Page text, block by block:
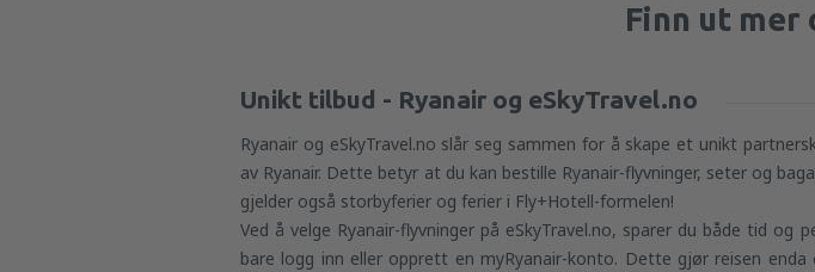
Finn ut mer
Unikt tilbud - Ryanair og eSkyTravel.no
Ryanair og eSkyTravel.no slår seg sammen for å skape et unikt
av Ryanair. Dette betyr at du kan bestille Ryanair-flyvninger, seter og
gjelder også storbyferier og ferier i Fly+Hotell-formelen!
Ved å velge Ryanair-flyvninger på eSkyTravel.no, sparer du både tid
bare logg inn eller opprett en myRyanair-konto. Dette gjør reisen